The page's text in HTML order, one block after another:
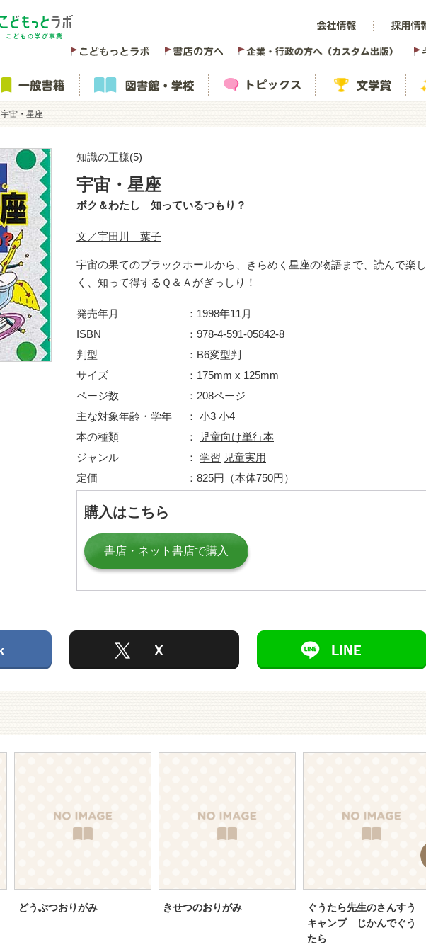
宇宙・星座
知識の王様(5)
宇宙・星座
ボク＆わたし 知っているつもり？
文／宇田川 葉子
宇宙の果てのブラックホールから、きらめく星座の物語まで、読んで楽し
く、知って得するＱ＆Ａがぎっしり！
発売年月
1998年11月
ISBN
978-4-591-05842-8
判型
B6変型判
サイズ
175mm x 125mm
ページ数
208ページ
主な対象年齢・学年
小3 小4
本の種類
児童向け単行本
ジャンル
学習 児童実用
定価
825円（本体750円）
購入はこちら
書店・ネット書店で購入
どうぶつおりがみ きせつのおりがみ
ぐうたら先生のさんすう
キャンプ じかんでぐう
たら